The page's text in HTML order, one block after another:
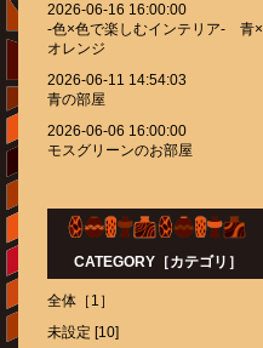
2026-06-16 16:00:00
-色×色で楽しむインテリア- 青×
オレンジ
2026-06-11 14:54:03
青の部屋
2026-06-06 16:00:00
モスグリーンのお部屋
CATEGORY［カテゴリ］
全体［1］
未設定 [10]